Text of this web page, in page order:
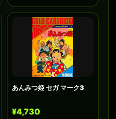
あんみつ姫 セガ マーク3
¥4,730